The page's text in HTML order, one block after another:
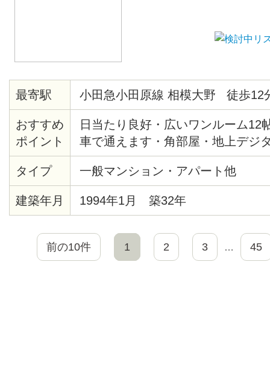
最寄駅 小田急小田原線 相模大野 徒歩12
おすすめ
ポイント
日当たり良好・広いワンルーム12
車で通えます・角部屋・地上デジ
タイプ 一般マンション・アパート他
建築年月 1994年1月 築32年
前の10件 1 2 3 … 45